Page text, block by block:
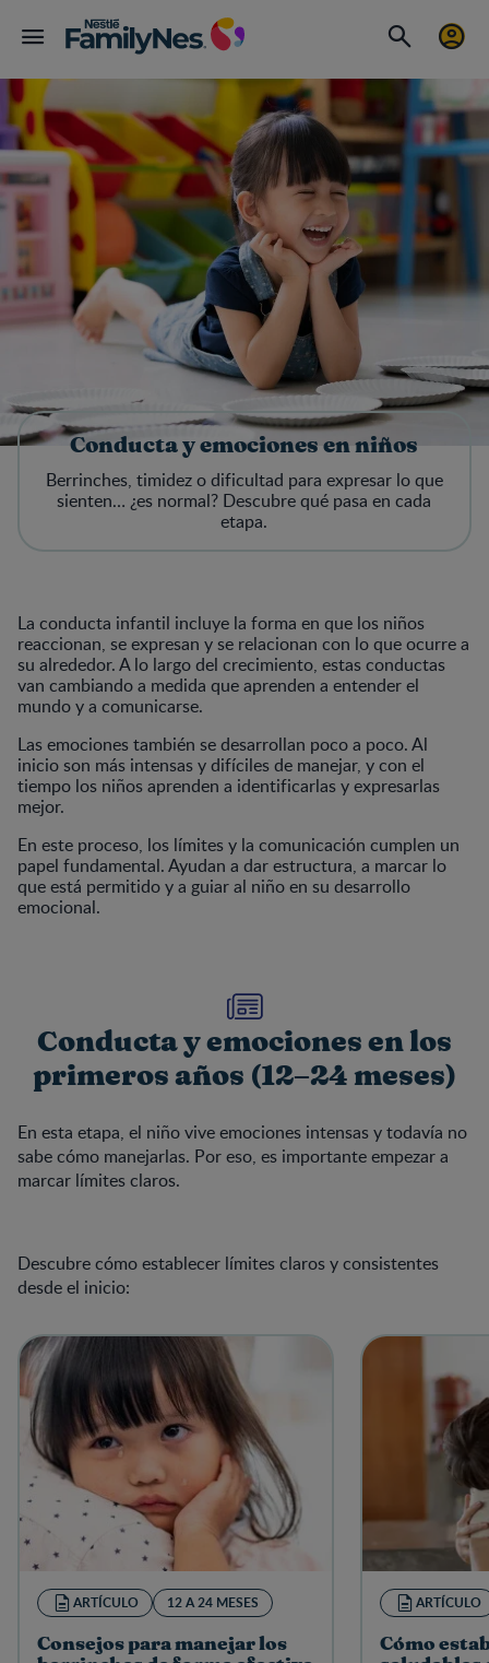
Conducta y emociones en niños
Berrinches, timidez o dificultad para expresar lo que
sienten… ¿es normal? Descubre qué pasa en cada
etapa.
La conducta infantil incluye la forma en que los niños
reaccionan, se expresan y se relacionan con lo que ocurre a
su alrededor. A lo largo del crecimiento, estas conductas
van cambiando a medida que aprenden a entender el
mundo y a comunicarse.
Las emociones también se desarrollan poco a poco. Al
inicio son más intensas y difíciles de manejar, y con el
tiempo los niños aprenden a identificarlas y expresarlas
mejor.
En este proceso, los límites y la comunicación cumplen un
papel fundamental. Ayudan a dar estructura, a marcar lo
que está permitido y a guiar al niño en su desarrollo
emocional.
Conducta y emociones en los
primeros años (12–24 meses)
En esta etapa, el niño vive emociones intensas y todavía no
sabe cómo manejarlas. Por eso, es importante empezar a
marcar límites claros.
Descubre cómo establecer límites claros y consistentes
desde el inicio:
ARTÍCULO 12 A 24 MESES
Consejos para manejar los
ARTÍCULO
Cómo